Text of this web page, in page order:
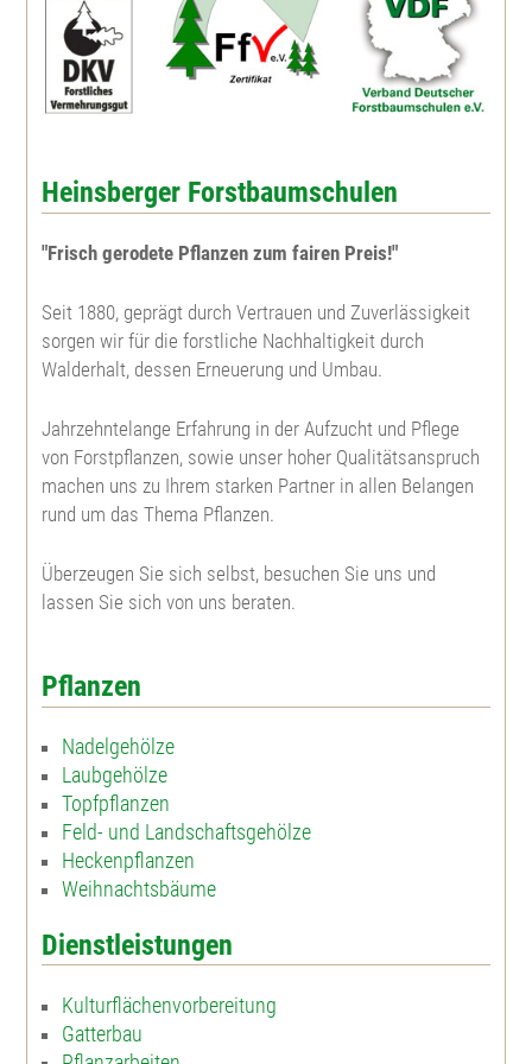
Gelbkiefer
Kiefer
Mammutbaum
Eibe
Lebensbaum
Riesenlebensbaum
Westamerik. Tsuga
Winterlinde
Sommerlinde
Nutzholzpappel
Aspe, Zitterpappel
Edelkastanie
Steinweichsel
Schlehe
Johannibeere
Hundsrose
Büschelrose
Weinrose
Blaue Hechtrose
Böschungsrose
Ohrweide
Aschweide
Heinsberger Forstbaumschulen
"Frisch gerodete Pflanzen zum fairen Preis!"
Seit 1880, geprägt durch Vertrauen und Zuverlässigkeit
sorgen wir für die forstliche Nachhaltigkeit durch
Walderhalt, dessen Erneuerung und Umbau.
Jahrzehntelange Erfahrung in der Aufzucht und Pflege
von Forstpflanzen, sowie unser hoher Qualitätsanspruch
machen uns zu Ihrem starken Partner in allen Belangen
rund um das Thema Pflanzen.
Überzeugen Sie sich selbst, besuchen Sie uns und
lassen Sie sich von uns beraten.
Pflanzen
Nadelgehölze
Laubgehölze
Topfpflanzen
Feld- und Landschaftsgehölze
Heckenpflanzen
Weihnachtsbäume
Dienstleistungen
Kulturflächenvorbereitung
Gatterbau